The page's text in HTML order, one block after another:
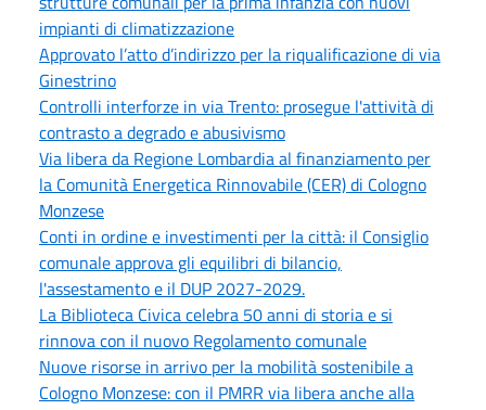
impianti di climatizzazione
Approvato l’atto d’indirizzo per la riqualificazione di via
Ginestrino
Controlli interforze in via Trento: prosegue l'attività di
contrasto a degrado e abusivismo
Via libera da Regione Lombardia al finanziamento per
la Comunità Energetica Rinnovabile (CER) di Cologno
Monzese
Conti in ordine e investimenti per la città: il Consiglio
comunale approva gli equilibri di bilancio,
l'assestamento e il DUP 2027-2029.
La Biblioteca Civica celebra 50 anni di storia e si
rinnova con il nuovo Regolamento comunale
Nuove risorse in arrivo per la mobilità sostenibile a
Cologno Monzese: con il PMRR via libera anche alla